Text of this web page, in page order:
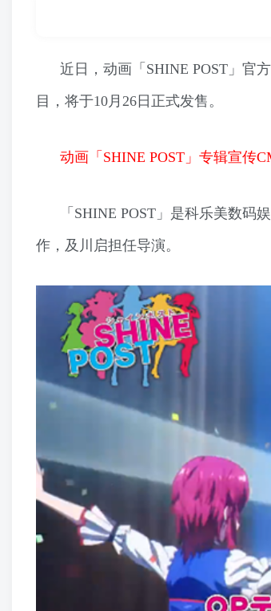
近日，动画「SHINE POST」官
目，将于10月26日正式发售。
动画「SHINE POST」专辑宣传
「SHINE POST」是科乐美数码
作，及川启担任导演。